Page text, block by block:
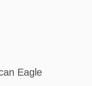
Eagle